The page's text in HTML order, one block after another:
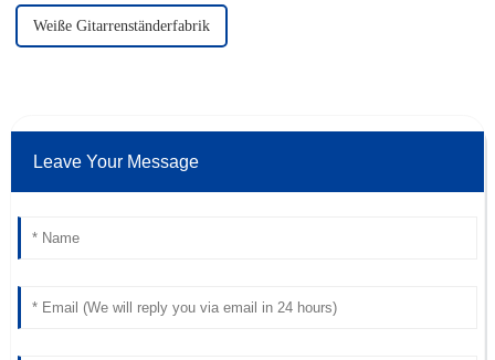
Weiße Gitarrenständerfabrik
Leave Your Message